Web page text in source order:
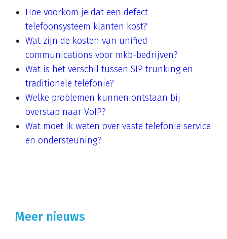
Hoe voorkom je dat een defect
telefoonsysteem klanten kost?
Wat zijn de kosten van unified
communications voor mkb-bedrijven?
Wat is het verschil tussen SIP trunking en
traditionele telefonie?
Welke problemen kunnen ontstaan bij
overstap naar VoIP?
Wat moet ik weten over vaste telefonie service
en ondersteuning?
Meer nieuws